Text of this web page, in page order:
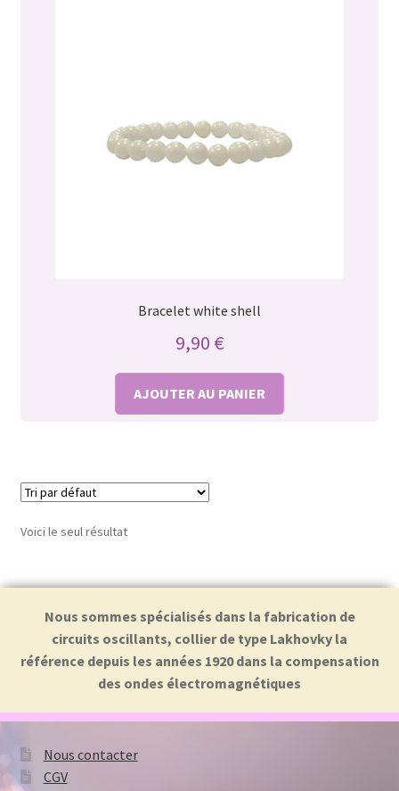
Bracelet white shell
9,90 €
AJOUTER AU PANIER
Voici le seul résultat
Nous sommes spécialisés dans la fabrication de
circuits oscillants, collier de type Lakhovky la
référence depuis les années 1920 dans la compensation
des ondes électromagnétiques
Nous contacter
CGV